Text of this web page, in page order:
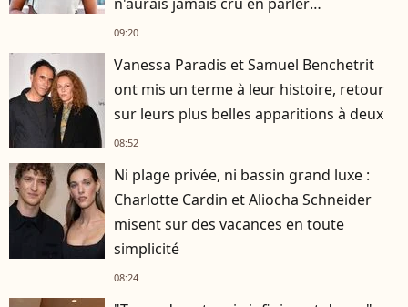
publiquement"
09:20
Vanessa Paradis et Samuel Benchetrit
ont mis un terme à leur histoire, retour
sur leurs plus belles apparitions à deux
08:52
Ni plage privée, ni bassin grand luxe :
Charlotte Cardin et Aliocha Schneider
misent sur des vacances en toute
simplicité
08:24